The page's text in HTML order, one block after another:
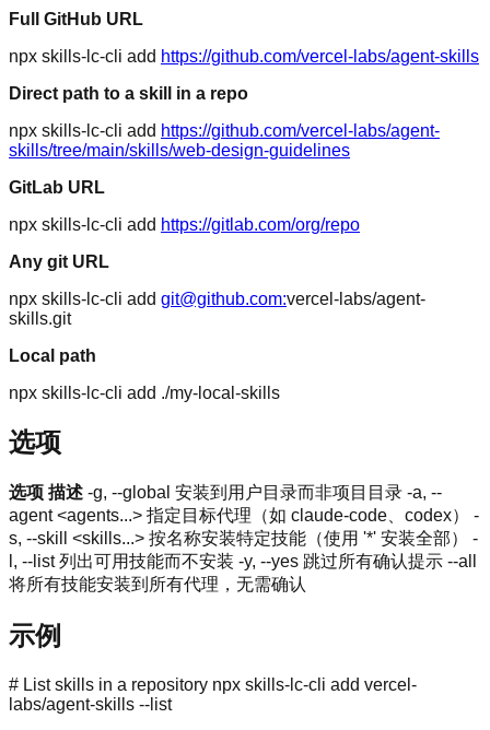
Full GitHub URL
npx skills-lc-cli add https://github.com/vercel-labs/agent-skills
Direct path to a skill in a repo
npx skills-lc-cli add https://github.com/vercel-labs/agent-
skills/tree/main/skills/web-design-guidelines
GitLab URL
npx skills-lc-cli add https://gitlab.com/org/repo
Any git URL
npx skills-lc-cli add git@github.com:vercel-labs/agent-
skills.git
Local path
npx skills-lc-cli add ./my-local-skills
选项
选项 描述 -g, --global 安装到用户目录而非项目目录 -a, --
agent <agents...> 指定目标代理（如 claude-code、codex） -
s, --skill <skills...> 按名称安装特定技能（使用 '*' 安装全部） -
l, --list 列出可用技能而不安装 -y, --yes 跳过所有确认提示 --all
将所有技能安装到所有代理，无需确认
示例
# List skills in a repository npx skills-lc-cli add vercel-
labs/agent-skills --list